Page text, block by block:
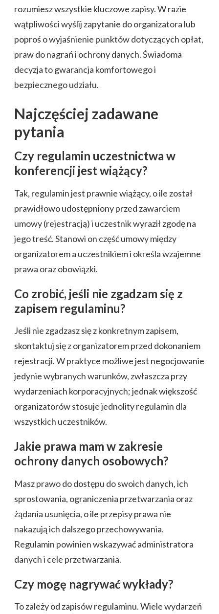
rozumiesz wszystkie kluczowe zapisy. W razie
wątpliwości wyślij zapytanie do organizatora lub
poproś o wyjaśnienie punktów dotyczących opłat,
praw do nagrań i ochrony danych. Świadoma
decyzja to gwarancja komfortowego i
bezpiecznego udziału.
Najczęściej zadawane
pytania
Czy regulamin uczestnictwa w
konferencji jest wiążący?
Tak, regulamin jest prawnie wiążący, o ile został
prawidłowo udostępniony przed zawarciem
umowy (rejestracją) i uczestnik wyraził zgodę na
jego treść. Stanowi on część umowy między
organizatorem a uczestnikiem i określa wzajemne
prawa oraz obowiązki.
Co zrobić, jeśli nie zgadzam się z
zapisem regulaminu?
Jeśli nie zgadzasz się z konkretnym zapisem,
skontaktuj się z organizatorem przed dokonaniem
rejestracji. W praktyce możliwe jest negocjowanie
jedynie wybranych warunków, zwłaszcza przy
wydarzeniach korporacyjnych; jednak większość
organizatorów stosuje jednolity regulamin dla
wszystkich uczestników.
Jakie prawa mam w zakresie
ochrony danych osobowych?
Masz prawo do dostępu do swoich danych, ich
sprostowania, ograniczenia przetwarzania oraz
żądania usunięcia, o ile przepisy prawa nie
nakazują ich dalszego przechowywania.
Regulamin powinien wskazywać administratora
danych i cele przetwarzania.
Czy mogę nagrywać wykłady?
To zależy od zapisów regulaminu. Wiele wydarzeń